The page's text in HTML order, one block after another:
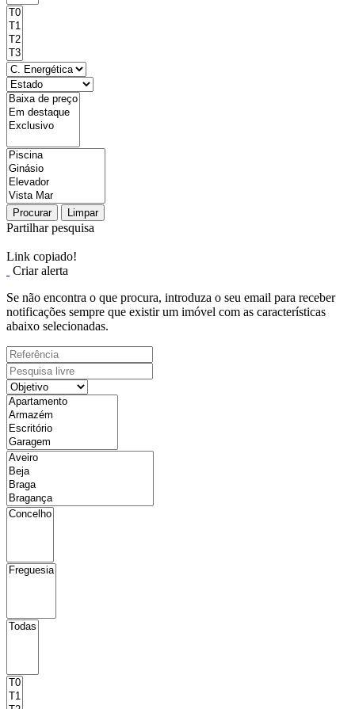
Procurar Limpar
Partilhar pesquisa
Link copiado!
Criar alerta
Se não encontra o que procura, introduza o seu email para receber
notificações sempre que existir um imóvel com as características
abaixo selecionadas.